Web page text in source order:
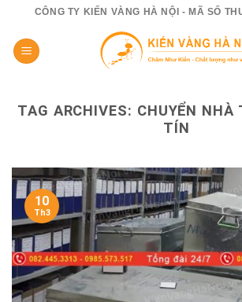
content
CÔNG TY KIẾN VÀNG HÀ NỘI - MÃ SỐ
TAG ARCHIVES: CHUYỂN NHÀ
TÍN
10
Th3